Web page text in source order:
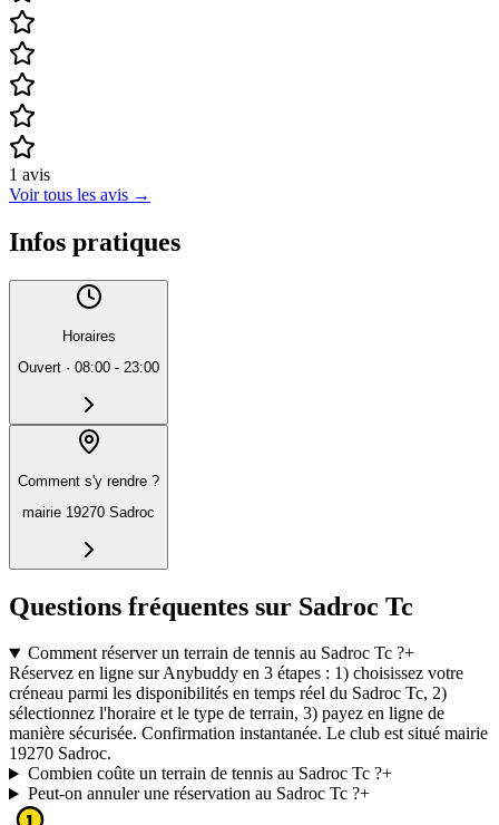
1 avis
Voir tous les avis →
Infos pratiques
Horaires
Ouvert · 08:00 - 23:00
Comment s'y rendre ?
mairie 19270 Sadroc
Questions fréquentes sur Sadroc Tc
Comment réserver un terrain de tennis au Sadroc Tc ?+
Réservez en ligne sur Anybuddy en 3 étapes : 1) choisissez votre
créneau parmi les disponibilités en temps réel du Sadroc Tc, 2)
sélectionnez l'horaire et le type de terrain, 3) payez en ligne de
manière sécurisée. Confirmation instantanée. Le club est situé mairie
19270 Sadroc.
Combien coûte un terrain de tennis au Sadroc Tc ?+
Peut-on annuler une réservation au Sadroc Tc ?+